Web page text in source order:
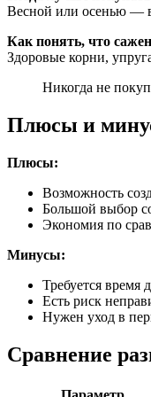
Весной или осенью — в
Как понять, что
Здоровые корни,
Никогда не
Плюсы и
Плюсы:
Возможность
Большой выбор
Экономия по
Минусы:
Требуется время
Есть риск
Нужен уход в
Сравнение